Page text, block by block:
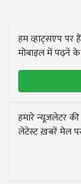
हम व्हाट्सएप
मोबाइल में पढ़ने
हमारे न्यूज़लेटर
लेटेस्ट ख़बरें मेल